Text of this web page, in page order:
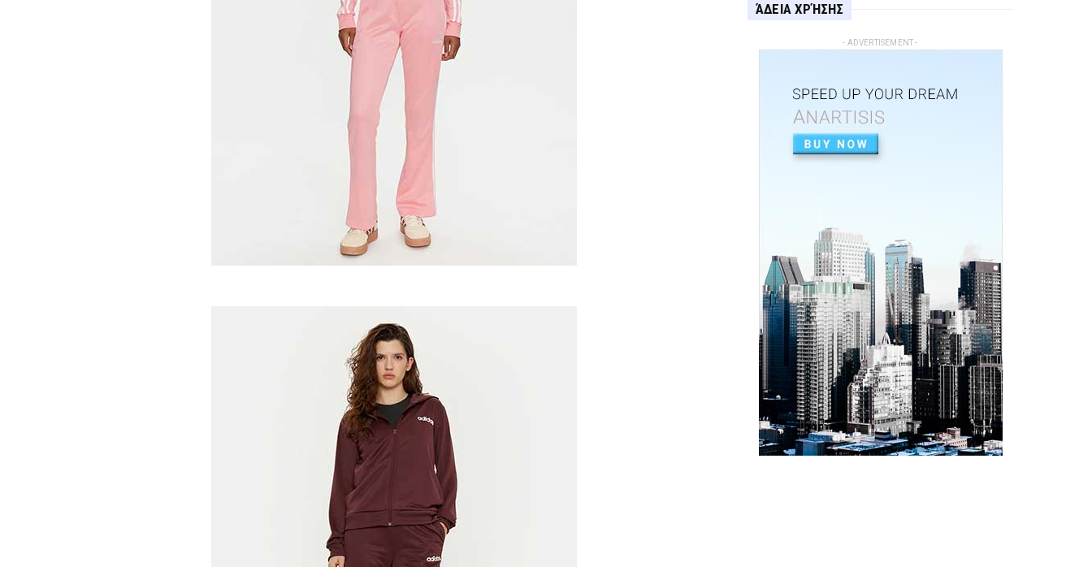
Οδηγός αποθήκευσης των
διακόσμησης
CHRISTOUGENNIATIKI-DIAKOSMISI
Χριστουγεννιάτικα μαγνητάκια
ψυγείου που πρέπει να
αποκτήσει...
δέντρου που πρέπει να αποκτήσεις
Dec 17, 2025
DIAKOSMISI
Μικρά χριστουγεννιάτικα δέντρα
που πρέπει να αποκτήσεις
Dec 15, 2025
ΆΔΕΙΑ ΧΡΉΣΗΣ
- ADVERTISEMENT -